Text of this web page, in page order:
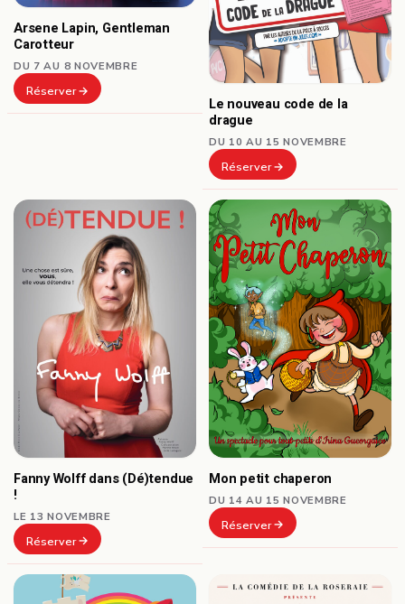
Arsene Lapin, Gentleman
Carotteur
DU 7 AU 8 NOVEMBRE
Réserver
Le nouveau code de la
drague
DU 10 AU 15 NOVEMBRE
Réserver
Fanny Wolff dans (Dé)tendue
!
LE 13 NOVEMBRE
Réserver
Mon petit chaperon
DU 14 AU 15 NOVEMBRE
Réserver